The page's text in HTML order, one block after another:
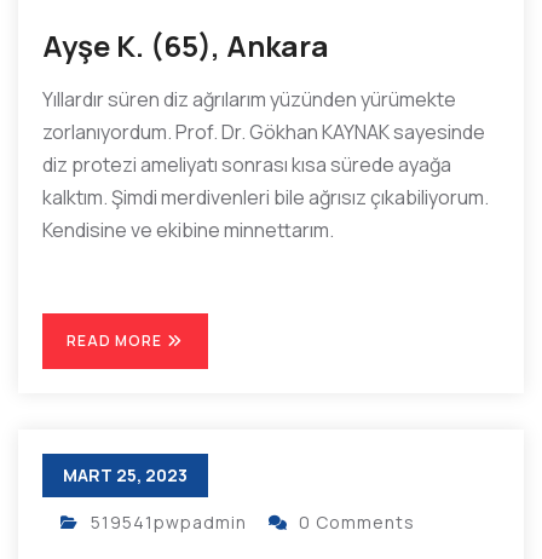
Ayşe K. (65), Ankara
Yıllardır süren diz ağrılarım yüzünden yürümekte
zorlanıyordum. Prof. Dr. Gökhan KAYNAK sayesinde
diz protezi ameliyatı sonrası kısa sürede ayağa
kalktım. Şimdi merdivenleri bile ağrısız çıkabiliyorum.
Kendisine ve ekibine minnettarım.
READ MORE
MART 25, 2023
519541pwpadmin 0 Comments